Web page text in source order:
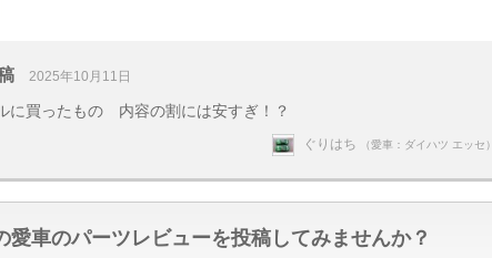
2025年10月11日
に買ったもの 内容の割には安すぎ！？
ぐりはち （愛車：ダイハツ エッセ）
愛車のパーツレビューを投稿してみませんか？